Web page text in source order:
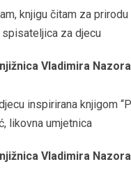
knjigu čitam za
spisateljica za djecu
Vladimira
inspirirana knjigom
likovna umjetnica
Vladimira